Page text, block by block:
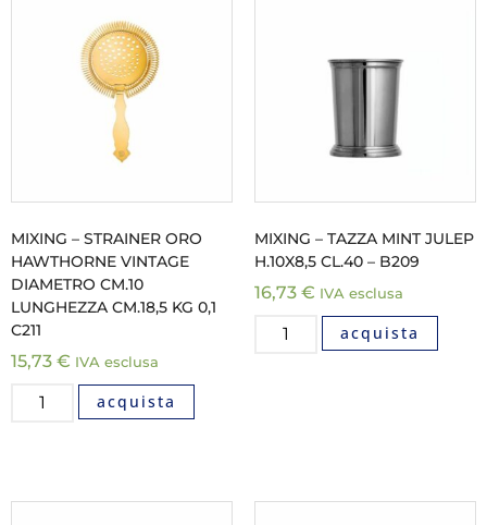
MIXING – STRAINER ORO
HAWTHORNE VINTAGE
DIAMETRO CM.10
LUNGHEZZA CM.18,5 KG 0,1
C211
15,73 € IVA esclusa
acquista
MIXING – TAZZA MINT JULEP
H.10X8,5 CL.40 – B209
16,73 € IVA esclusa
acquista